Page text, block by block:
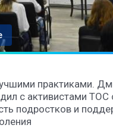
практиками.
с активистами ТОС
подростков и